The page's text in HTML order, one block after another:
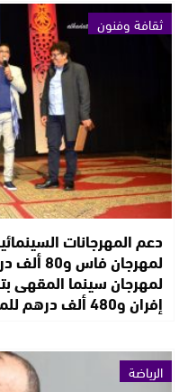
ثقافة وفنون
إفران و480 ألف درهم للمهرجان الدولي للفيلم…
الرياضة